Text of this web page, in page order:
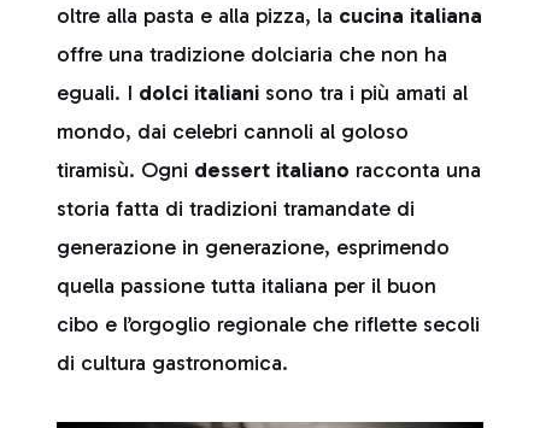
oltre alla pasta e alla pizza, la cucina italiana
offre una tradizione dolciaria che non ha
eguali. I dolci italiani sono tra i più amati al
mondo, dai celebri cannoli al goloso
tiramisù. Ogni dessert italiano racconta una
storia fatta di tradizioni tramandate di
generazione in generazione, esprimendo
quella passione tutta italiana per il buon
cibo e l’orgoglio regionale che riflette secoli
di cultura gastronomica.